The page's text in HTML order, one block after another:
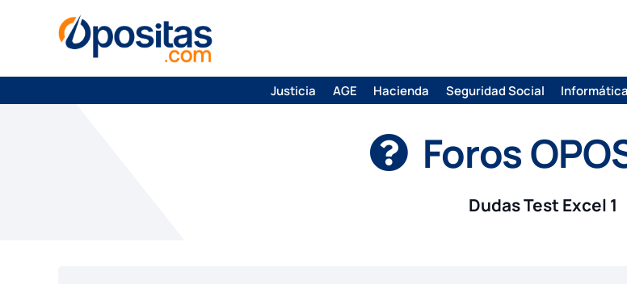
Justicia AGE Hacienda Seguridad Social Informática
Foros
Dudas Test Excel 1